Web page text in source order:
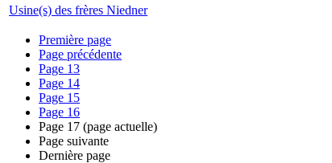
Usine(s) des frères Niedner
Première page
Page précédente
Page 13
Page 14
Page 15
Page 16
Page 17 (page actuelle)
Page suivante
Dernière page